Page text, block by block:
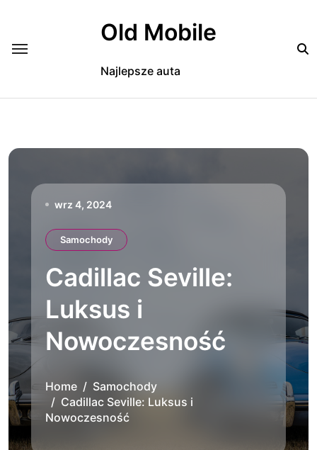
Old Mobile
Najlepsze auta
wrz 4, 2024
Samochody
Cadillac Seville:
Luksus i
Nowoczesność
Home
Samochody
Cadillac Seville: Luksus i
Nowoczesność